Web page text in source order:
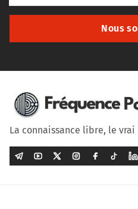
Nous
La connaissance libre, le